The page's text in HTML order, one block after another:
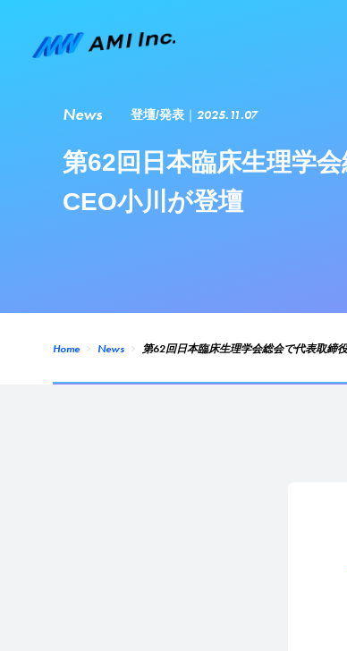
News 登壇/発表 2025.11.07
第62回日本臨床生理学
CEO小川が登壇
Home News 第62回日本臨床生理学会総会で代表取締